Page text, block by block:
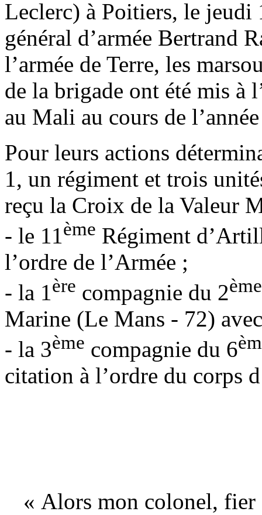
Leclerc) à Poitiers, le jeudi
général d’armée Bertrand
l’armée de Terre, les
de la brigade ont été mis à
au Mali au cours de
Pour leurs actions
1, un régiment et trois
reçu la Croix de la Valeur
- le 11ème Régiment
l’ordre de l’Armée ;
- la 1ère compagnie du 2ème
Marine (Le Mans - 72)
- la 3ème compagnie du 6
citation à l’ordre du corps
« Alors mon colonel, fier